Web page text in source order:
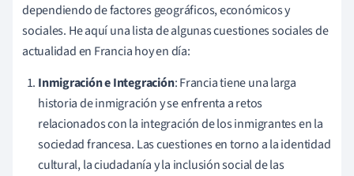
dependiendo de factores geográficos, económicos y
sociales. He aquí una lista de algunas cuestiones sociales de
actualidad en Francia hoy en día:
Inmigración e Integración: Francia tiene una larga
historia de inmigración y se enfrenta a retos
relacionados con la integración de los inmigrantes en la
sociedad francesa. Las cuestiones en torno a la identidad
cultural, la ciudadanía y la inclusión social de las